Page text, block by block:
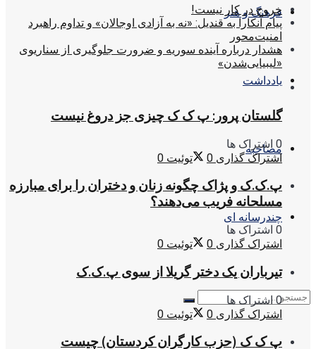
فرهنگ و هنر
یادداشت
مصاحبه
چندرسانه ای
خروج در کار نیست!
پیام آنکارا به قندیل: «نه به آزادی اوجالان» و تداوم راهبرد
امنیت‌محور
هشدار درباره آینده سوریه و ضرورت جلوگیری از سناریوی
«لیبیایی‌شدن»
گلستان پرور: پ ک ک چیزی جز دروغ نیست
0 اشتراک ها
اشتراک گذاری 0 توئیت 0
پ.ک.ک و پژاک چگونه زنان و دختران را برای مبارزه
مسلحانه فریب می‌دهند؟
0 اشتراک ها
اشتراک گذاری 0 توئیت 0
تیرباران یک دختر گریلا از سوی پ.ک.ک
0 اشتراک ها
اشتراک گذاری 0 توئیت 0
پ ک ک (حزب کارگران کردستان) چیست